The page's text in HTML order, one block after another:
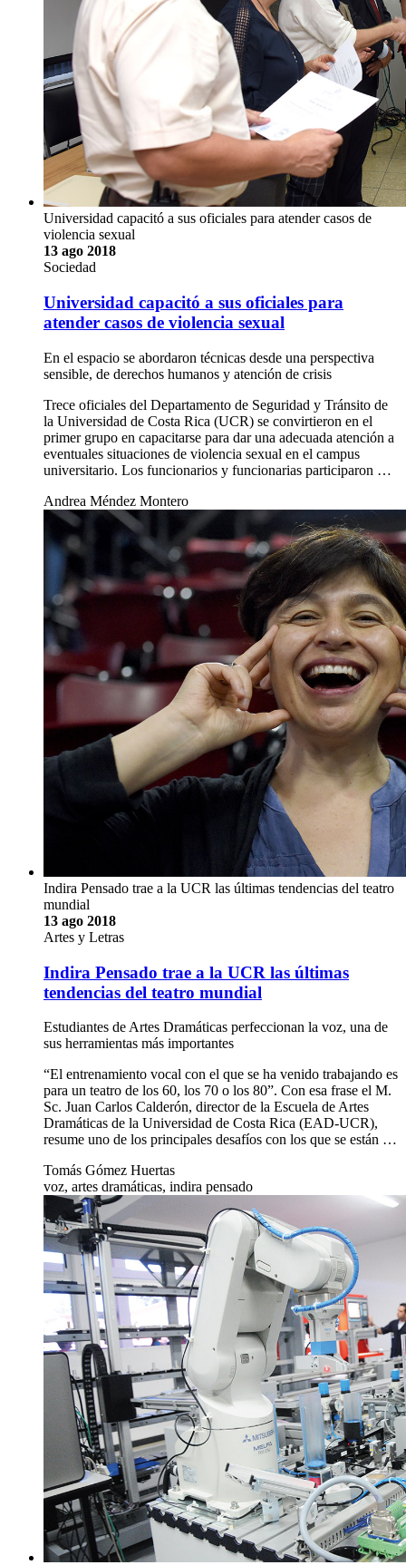
Universidad capacitó a sus oficiales para atender casos de
violencia sexual
13 ago 2018
Sociedad
Universidad capacitó a sus oficiales para
atender casos de violencia sexual
En el espacio se abordaron técnicas desde una perspectiva
sensible, de derechos humanos y atención de crisis
Trece oficiales del Departamento de Seguridad y Tránsito de
la Universidad de Costa Rica (UCR) se convirtieron en el
primer grupo en capacitarse para dar una adecuada atención a
eventuales situaciones de violencia sexual en el campus
universitario. Los funcionarios y funcionarias participaron …
Andrea Méndez Montero
Indira Pensado trae a la UCR las últimas tendencias del teatro
mundial
13 ago 2018
Artes y Letras
Indira Pensado trae a la UCR las últimas
tendencias del teatro mundial
Estudiantes de Artes Dramáticas perfeccionan la voz, una de
sus herramientas más importantes
“El entrenamiento vocal con el que se ha venido trabajando es
para un teatro de los 60, los 70 o los 80”. Con esa frase el M.
Sc. Juan Carlos Calderón, director de la Escuela de Artes
Dramáticas de la Universidad de Costa Rica (EAD-UCR),
resume uno de los principales desafíos con los que se están …
Tomás Gómez Huertas
voz, artes dramáticas, indira pensado